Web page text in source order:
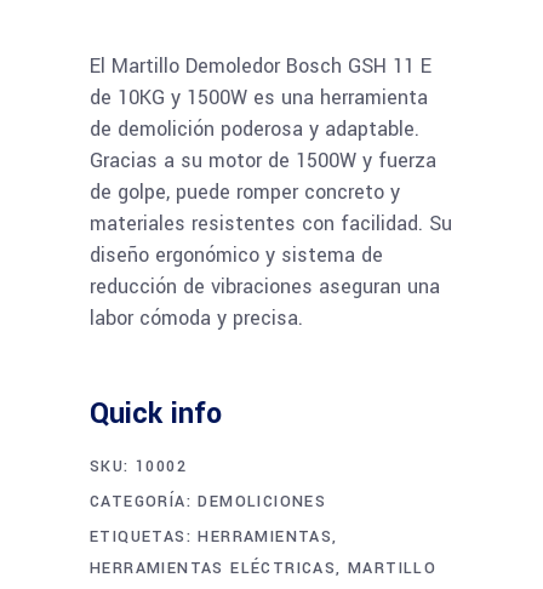
El Martillo Demoledor Bosch GSH 11 E
de 10KG y 1500W es una herramienta
de demolición poderosa y adaptable.
Gracias a su motor de 1500W y fuerza
de golpe, puede romper concreto y
materiales resistentes con facilidad. Su
diseño ergonómico y sistema de
reducción de vibraciones aseguran una
labor cómoda y precisa.
Quick info
SKU: 10002
CATEGORÍA:DEMOLICIONES
ETIQUETAS:HERRAMIENTAS,
HERRAMIENTAS ELÉCTRICAS,MARTILLO